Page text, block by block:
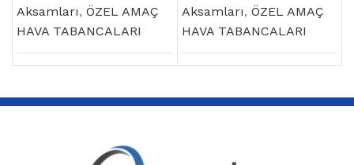
Aksamları, ÖZEL AMAÇ
HAVA TABANCALARI
Aksamları, ÖZEL AMAÇ
HAVA TABANCALARI